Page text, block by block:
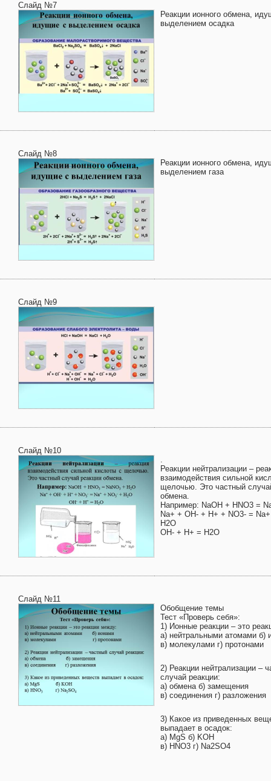
Слайд №7
Реакции ионного обмена,
выделением осадка
Слайд №8
Реакции ионного обмена,
выделением газа
Слайд №9
Слайд №10
.
Реакции нейтрализации –
взаимодействия сильной
щелочью. Это частный
обмена.
Например: NaOH + HNO3 =
Na+ + OH- + H+ + NO3- =
H2O
OH- + H+ = H2O
Слайд №11
Обобщение темы
Тест «Проверь себя»:
1) Ионные реакции – это
а) нейтральными атомами б)
в) молекулами г) протонами
2) Реакции нейтрализации –
случай реакции:
а) обмена б) замещения
в) соединения г) разложения
3) Какое из приведенных
выпадает в осадок:
а) MgS б) KОН
в) HNO3 г) Na2SO4